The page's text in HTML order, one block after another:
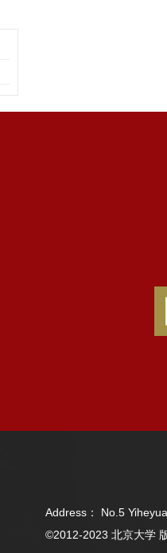
Address： No.5
©2012-2023 北京大学